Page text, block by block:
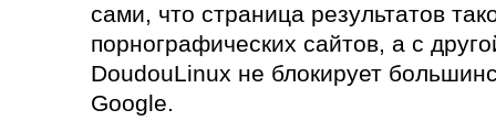
сами, что страница результатов
порнографических сайтов, а с
DoudouLinux не блокирует
Google.